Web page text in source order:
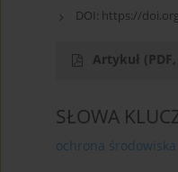
DOI: https://
Artykuł
SŁOWA
ochrona środowiska